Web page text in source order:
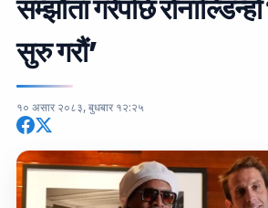
सम्झौता गरेपछि
सुरु गरौं’
१० असार २०८३, बुधबार १२:२५